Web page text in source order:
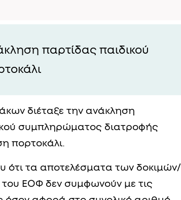
παρτίδας παιδικού
διέταξε την ανάκληση
συμπληρώματος διατροφής
πορτοκάλι.
τα αποτελέσματα των δοκιμών/
ΕΟΦ δεν συμφωνούν με τις